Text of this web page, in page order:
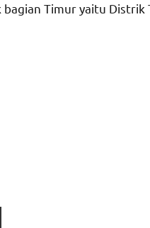
Timur yaitu